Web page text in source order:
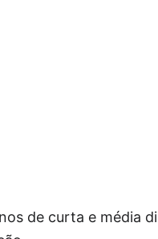
de curta e média